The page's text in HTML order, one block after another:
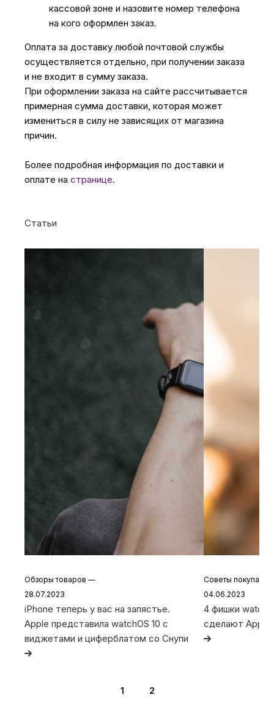
кассовой зоне и назовите номер телефона
на кого оформлен заказ.
Оплата за доставку любой почтовой службы
осуществляется отдельно, при получении заказа
и не входит в сумму заказа.
При оформлении заказа на сайте рассчитывается
примерная сумма доставки, которая может
измениться в силу не зависящих от магазина
причин.
Более подробная информация по доставки и
оплате на странице.
Статьи
Обзоры товаров —
28.07.2023
iPhone теперь у вас на запястье.
Apple представила watchOS 10 с
виджетами и циферблатом со Снупи
Советы
04.06.2023
4 фишки
сделают Apple
1 2